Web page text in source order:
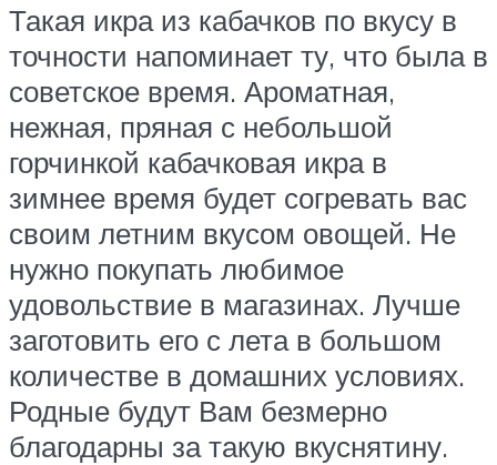
Такая икра из кабачков по вкусу в
точности напоминает ту, что была в
советское время. Ароматная,
нежная, пряная с небольшой
горчинкой кабачковая икра в
зимнее время будет согревать вас
своим летним вкусом овощей. Не
нужно покупать любимое
удовольствие в магазинах. Лучше
заготовить его с лета в большом
количестве в домашних условиях.
Родные будут Вам безмерно
благодарны за такую вкуснятину.